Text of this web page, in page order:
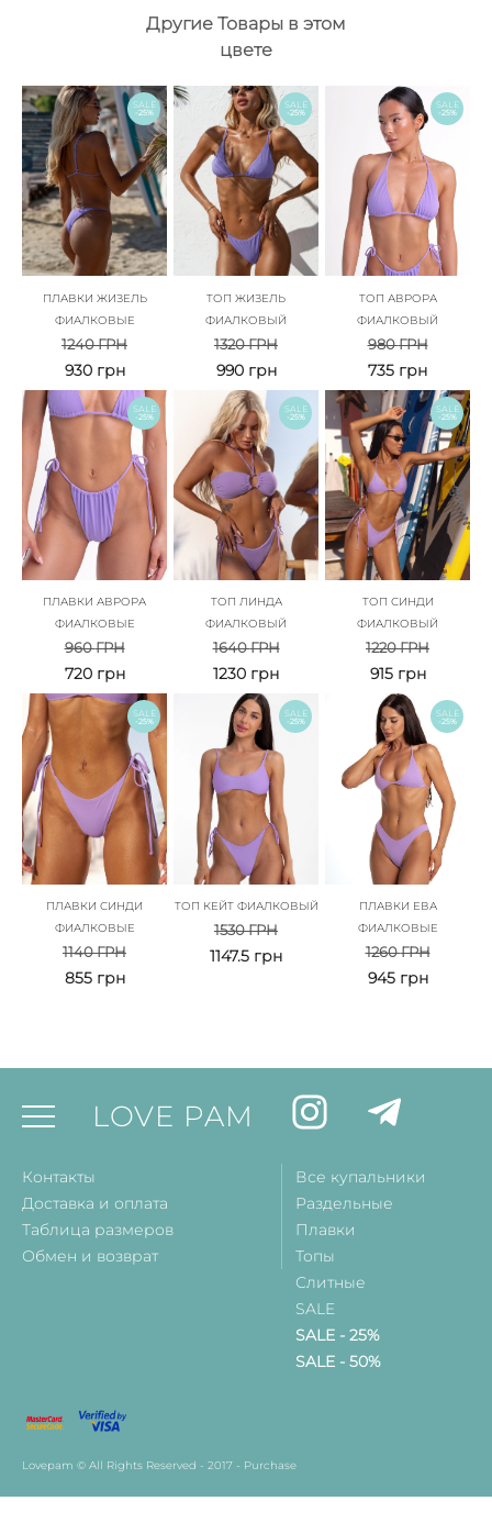
Другие Товары в этом
цвете
SALE
-25%
ПЛАВКИ ЖИЗЕЛЬ
ФИАЛКОВЫЕ
1240ГРН
930 грн
SALE
-25%
ТОП ЖИЗЕЛЬ
ФИАЛКОВЫЙ
1320ГРН
990 грн
SALE
-25%
ТОП АВРОРА
ФИАЛКОВЫЙ
980ГРН
735 грн
SALE
-25%
ПЛАВКИ АВРОРА
ФИАЛКОВЫЕ
960ГРН
720 грн
SALE
-25%
ТОП ЛИНДА
ФИАЛКОВЫЙ
1640ГРН
1230 грн
SALE
-25%
ТОП СИНДИ
ФИАЛКОВЫЙ
1220ГРН
915 грн
SALE
-25%
ПЛАВКИ СИНДИ
ФИАЛКОВЫЕ
1140ГРН
855 грн
SALE
-25%
ТОП КЕЙТ ФИАЛКОВЫЙ
1530ГРН
1147.5 грн
SALE
-25%
ПЛАВКИ ЕВА
ФИАЛКОВЫЕ
1260ГРН
945 грн
LOVE PAM
Контакты
Доставка и оплата
Таблица размеров
Обмен и возврат
Все купальники
Раздельные
Плавки
Топы
Слитные
SALE
SALE - 25%
SALE - 50%
Lovepam © All Rights Reserved - 2017 - Purchase